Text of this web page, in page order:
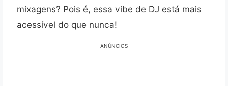
mixagens? Pois é, essa vibe de DJ está mais
acessível do que nunca!
ANÚNCIOS